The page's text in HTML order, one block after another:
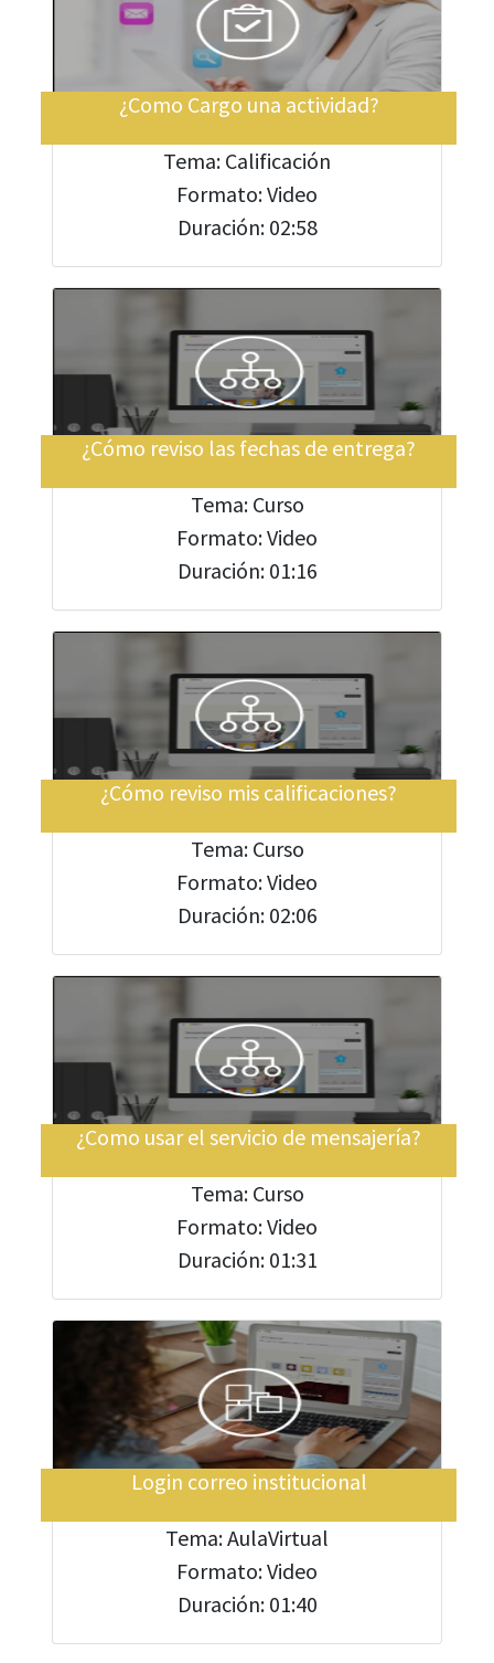
¿Como Cargo una actividad?
Tema: Calificación
Formato: Video
Duración: 02:58
¿Cómo reviso las fechas de entrega?
Tema: Curso
Formato: Video
Duración: 01:16
¿Cómo reviso mis calificaciones?
Tema: Curso
Formato: Video
Duración: 02:06
¿Como usar el servicio de mensajería?
Tema: Curso
Formato: Video
Duración: 01:31
Login correo institucional
Tema: AulaVirtual
Formato: Video
Duración: 01:40